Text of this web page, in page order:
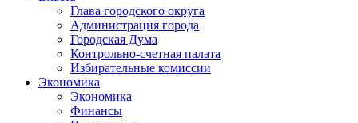
Глава городского округа
Администрация города
Городская Дума
Контрольно-счетная палата
Избирательные комиссии
Экономика
Экономика
Финансы